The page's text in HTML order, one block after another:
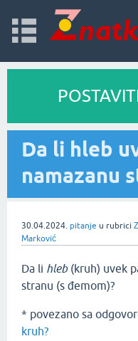
Da li hleb
namazanu
30.04.2024. pitanje u rubrici
Marković
Da li hleb(kruh) uvek
stranu (s đemom)?
* povezano sa
kruh?